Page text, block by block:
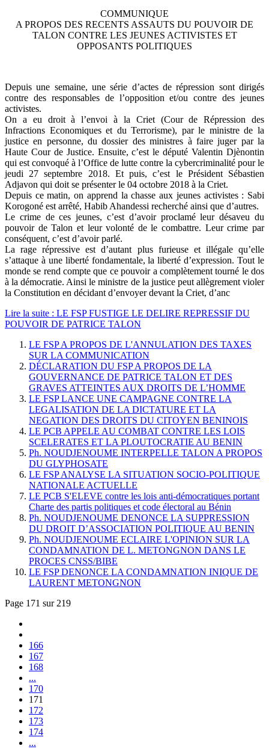
COMMUNIQUE
A PROPOS DES RECENTS ASSAUTS DU POUVOIR DE
TALON CONTRE LES JEUNES ACTIVISTES ET
OPPOSANTS POLITIQUES
Depuis une semaine, une série d’actes de répression sont dirigés
contre des responsables de l’opposition et/ou contre des jeunes
activistes.
On a eu droit à l’envoi à la Criet (Cour de Répression des
Infractions Economiques et du Terrorisme), par le ministre de la
justice en personne, du dossier des ministres à faire juger par la
Haute Cour de Justice. Ensuite, c’est le député Valentin Djènontin
qui est convoqué à l’Office de lutte contre la cybercriminalité pour le
jeudi 27 septembre 2018. Et puis, c’est le Président Sébastien
Adjavon qui doit se présenter le 04 octobre 2018 à la Criet.
Depuis ce matin, on apprend la chasse aux jeunes activistes : Sabi
Korogoné est arrêté, Habib Ahandessi recherché ainsi que d’autres.
Le crime de ces jeunes, c’est d’avoir proclamé leur désaveu du
pouvoir de Talon et leur volonté de le combattre. Leur crime par
conséquent, c’est d’avoir parlé.
La rage répressive est d’autant plus furieuse et illégale qu’elle
s’attaque à une liberté fondamentale, la liberté d’expression. Tout le
monde se rend compte que ce pouvoir a complètement tourné le dos
à la démocratie. Ainsi le ministre de la justice peut allègrement violer
la Constitution en décidant d’envoyer devant la Criet, d’anc
Lire la suite : LE FSP FUSTIGE LE DELIRE REPRESSIF DU
POUVOIR DE PATRICE TALON
LE FSP A PROPOS DE L'ANNULATION DES TAXES
SUR LA COMMUNICATION
DÉCLARATION DU FSP A PROPOS DE LA
GOUVERNANCE DE PATRICE TALON ET DES
GRAVES ATTEINTES AUX DROITS DE L’HOMME
LE FSP LANCE UNE CAMPAGNE CONTRE LA
LEGALISATION DE LA DICTATURE ET LA
NEGATION DES DROITS DU CITOYEN BENINOIS
LE PCB APPELE AU COMBAT CONTRE LES LOIS
SCELERATES ET LA PLOUTOCRATIE AU BENIN
Ph. NOUDJENOUME INTERPELLE TALON A PROPOS
DU GLYPHOSATE
LE FSP ANALYSE LA SITUATION SOCIO-POLITIQUE
NATIONALE ACTUELLE
LE PCB S'ELEVE contre les lois anti-démocratiques portant
Charte des partis politiques et code électoral au Bénin
Ph. NOUDJENOUME DENONCE LA SUPPRESSION
DU DROIT D’ASSOCIATION POLITIQUE AU BENIN
Ph. NOUDJENOUME ECLAIRE L'OPINION SUR LA
CONDAMNATION DE L. METONGNON DANS LE
PROCES CNSS/BIBE
LE FSP DENONCE LA CONDAMNATION INIQUE DE
LAURENT METONGNON
Page 171 sur 219
166
167
168
...
170
171
172
173
174
...